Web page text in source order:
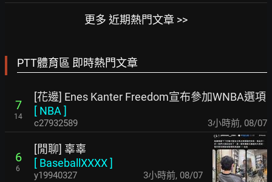
更多 近期熱門文章 >>
PTT體育區 即時熱門文章
7
14
[花邊] Enes Kanter Freedom宣布參加WNBA選項
[ NBA ]
c27932589 3小時前, 08/07
6
6
[閒聊] 辜辜
[ BaseballXXXX]
y19940327 3小時前, 08/07